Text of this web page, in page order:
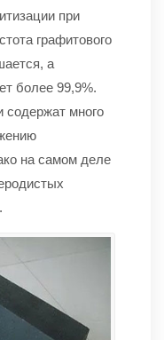
при
графитового
а
более 99,9%.
содержат много
на самом деле